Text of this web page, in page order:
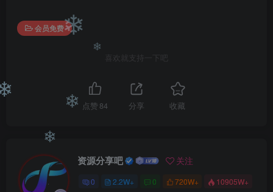
会员免费
喜欢就支持一下吧
点赞 84 分享 收藏
资源分享吧 关注
0 2.2W+ 0 720W+ 10905W+
❄
❄